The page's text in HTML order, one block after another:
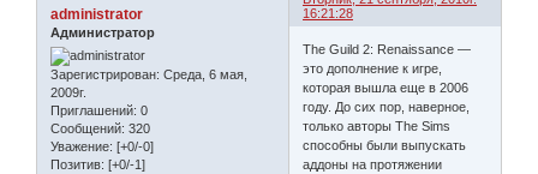
16:21:28
administrator
Администратор
Зарегистрирован: Среда, 6 мая,
2009г.
Приглашений: 0
Сообщений: 320
Уважение: [+0/-0]
Позитив: [+0/-1]
The Guild 2: Renaissance —
это дополнение к игре,
которая вышла еще в 2006
году. До сих пор, наверное,
только авторы The Sims
способны были выпускать
аддоны на протяжении